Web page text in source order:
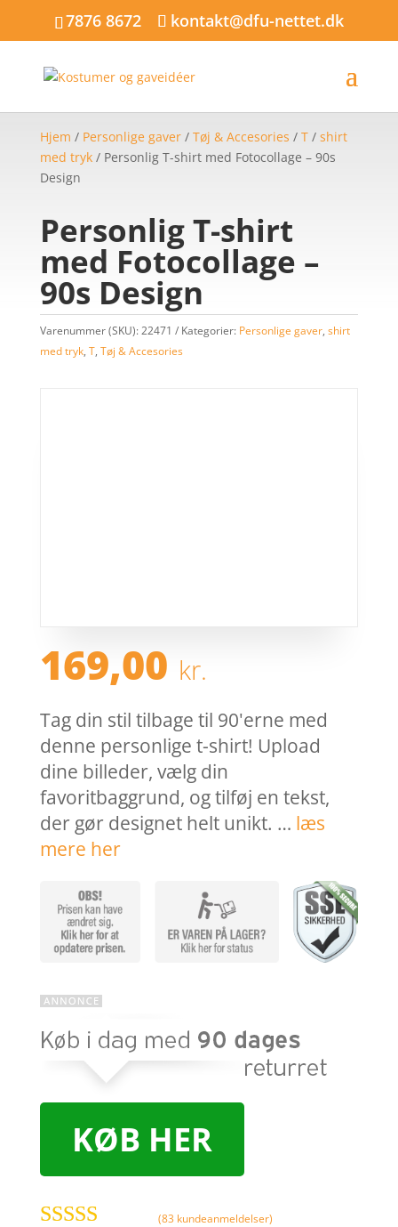
7876 8672 kontakt@dfu-nettet.dk
Hjem / Personlige gaver/ Tøj & Accesories / T/ shirt
med tryk/ Personlig T-shirt med Fotocollage – 90s
Design
Personlig T-shirt
med Fotocollage –
90s Design
Varenummer (SKU):22471 Kategorier: Personlige gaver, shirt
med tryk, T, Tøj & Accesories
169,00 kr.
Tag din stil tilbage til 90'erne med
denne personlige t-shirt! Upload
dine billeder, vælg din
favoritbaggrund, og tilføj en tekst,
der gør designet helt unikt. … læs
mere her
KØB HER
(83 kundeanmeldelser)